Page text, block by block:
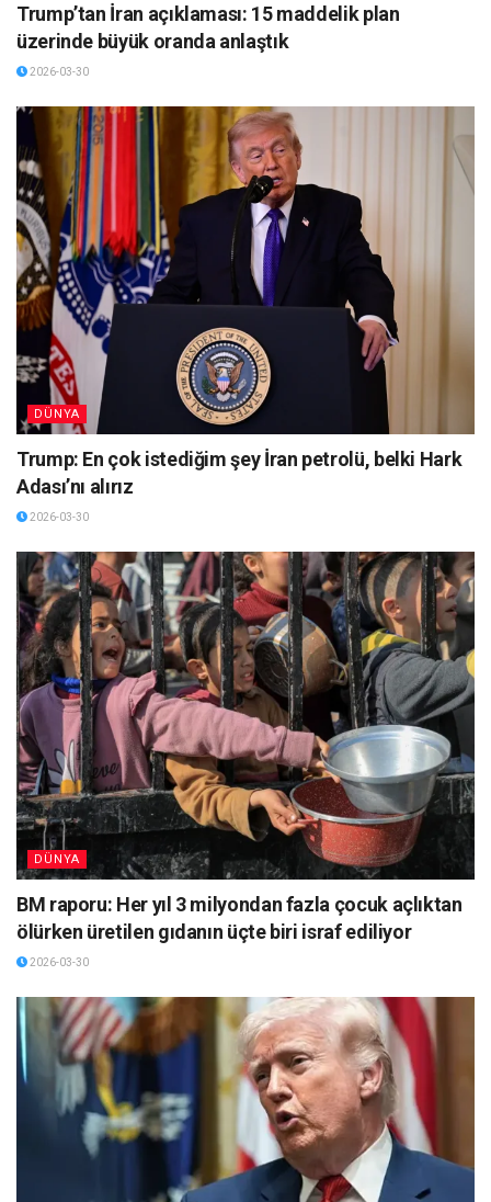
Trump’tan İran açıklaması: 15 maddelik plan
üzerinde büyük oranda anlaştık
2026-03-30
DÜNYA
Trump: En çok istediğim şey İran petrolü, belki Hark
Adası’nı alırız
2026-03-30
DÜNYA
BM raporu: Her yıl 3 milyondan fazla çocuk açlıktan
ölürken üretilen gıdanın üçte biri israf ediliyor
2026-03-30